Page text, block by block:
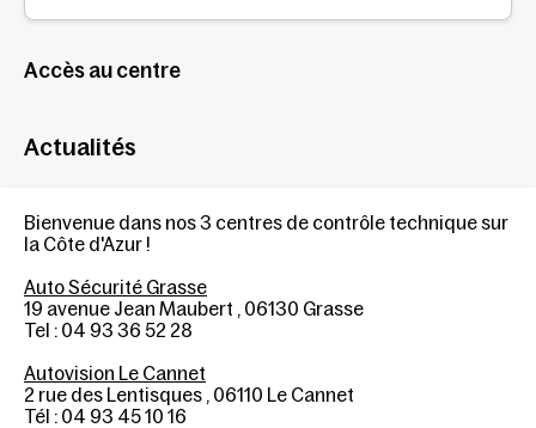
Accès au centre
Actualités
Bienvenue dans nos3 centres de contrôle techniquesur
la Côte d'Azur !
Auto Sécurité Grasse
19 avenue Jean Maubert , 06130 Grasse
Tel : 04 93 36 52 28
Autovision Le Cannet
2 rue des Lentisques , 06110 Le Cannet
Tél : 04 93 45 10 16